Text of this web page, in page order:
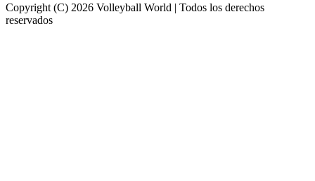
Copyright (C) 2026 Volleyball World | Todos los derechos
reservados